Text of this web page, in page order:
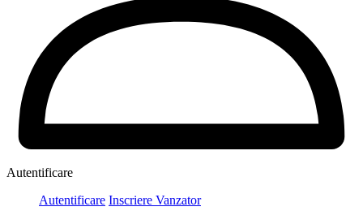
Autentificare
Autentificare Inscriere Vanzator